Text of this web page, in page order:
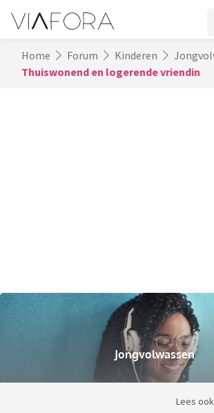
Home Forum Kinderen
Thuiswonend en logerende vriendin
Jongvolwassen
Lees